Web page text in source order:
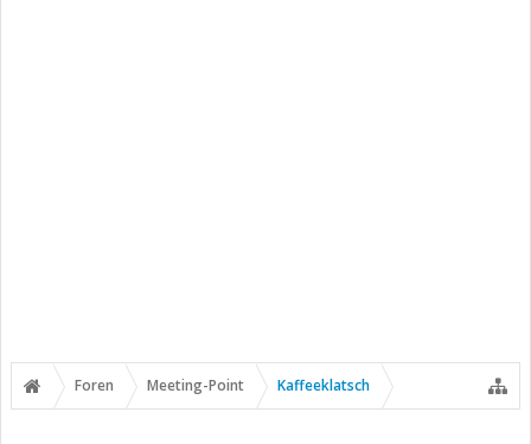
Foren Meeting-Point Kaffeeklatsch